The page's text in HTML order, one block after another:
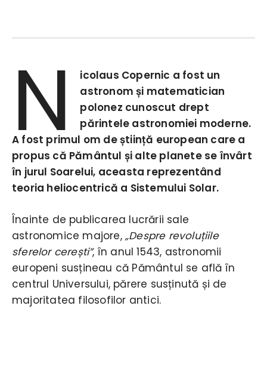
N
icolaus Copernic a fost un
astronom și matematician
polonez cunoscut drept
părintele astronomiei moderne.
A fost primul om de știință european care a
propus că Pământul și alte planete se învârt
în jurul Soarelui, aceasta reprezentând
teoria heliocentrică a Sistemului Solar.
Înainte de publicarea lucrării sale
astronomice majore, „Despre revoluțiile
sferelor cerești”, în anul 1543, astronomii
europeni susțineau că Pământul se află în
centrul Universului, părere susținută și de
majoritatea filosofilor antici.